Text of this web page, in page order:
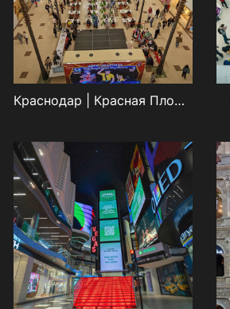
Краснодар | Красная Площадь